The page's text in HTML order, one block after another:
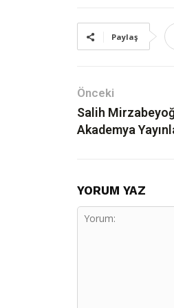
Paylaş
Önceki
Salih
Akademya
YORUM YAZ